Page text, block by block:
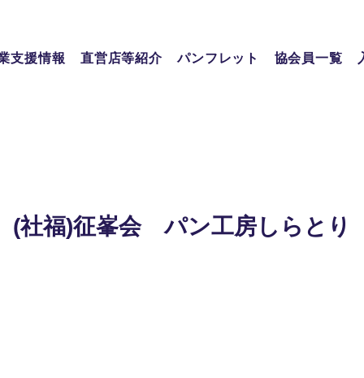
支援情報 直営店等紹介 パンフレット 協会員一覧
(社福)征峯会 パン工房しらとり